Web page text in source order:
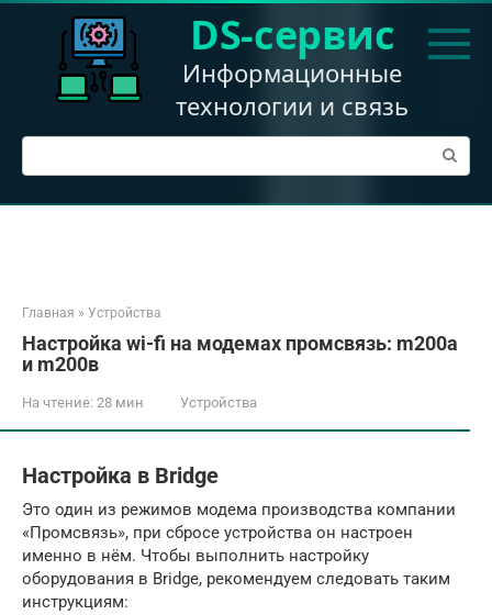
Перейти
DS-сервис
Информационные
технологии и связь
Поиск:
Главная » Устройства
Настройка wi-fi на модемах промсвязь: m200a
и m200в
На чтение: 28 мин Устройства
Настройка в Bridge
Это один из режимов модема производства компании
«Промсвязь», при сбросе устройства он настроен
именно в нём. Чтобы выполнить настройку
оборудования в Bridge, рекомендуем следовать таким
инструкциям: